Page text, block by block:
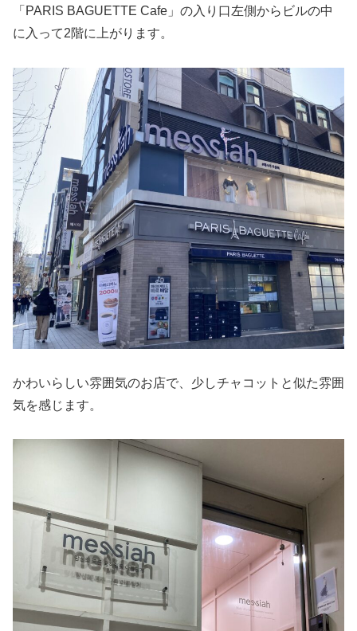
「PARIS BAGUETTE Cafe」の入り口左側からビルの中
に入って2階に上がります。
かわいらしい雰囲気のお店で、少しチャコットと似た雰囲
気を感じます。